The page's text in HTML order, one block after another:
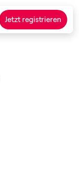
Jetzt registrieren